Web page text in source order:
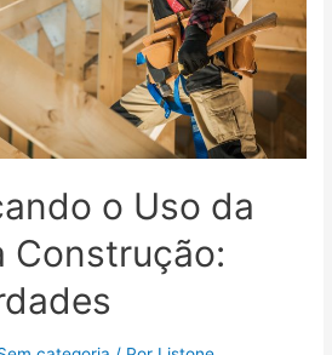
o Uso da
Construção: